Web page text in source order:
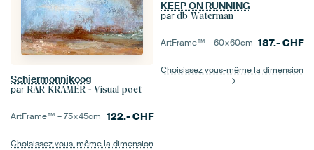
Schiermonnikoog
par RAR KRAMER - Visual poet
ArtFrame™ –75×45cm 122.-CHF
Choisissez vous-même la dimension
KEEP ON RUNNING
par db Waterman
ArtFrame™ –60×60cm 187.-CHF
Choisissez vous-même la dimension